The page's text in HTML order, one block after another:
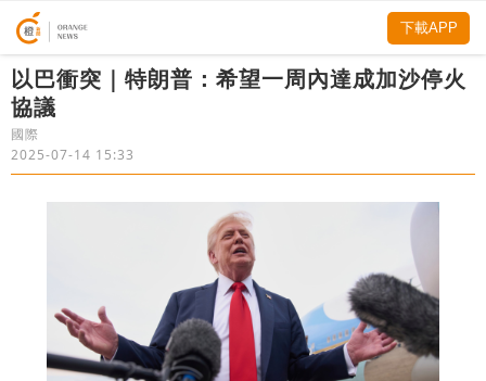
以巴衝突｜特朗普：希望一周內達成加沙停火
協議
國際
2025-07-14 15:33
下載APP